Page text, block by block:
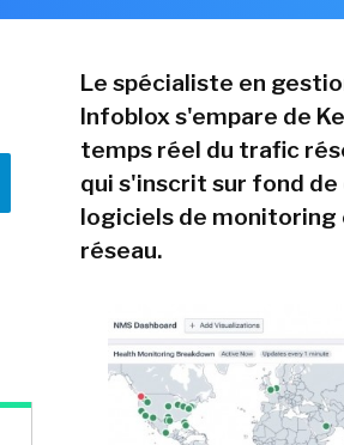
Le spécialiste en
Infoblox s'empare de
temps réel du trafic
qui s'inscrit sur fond
logiciels de
réseau.